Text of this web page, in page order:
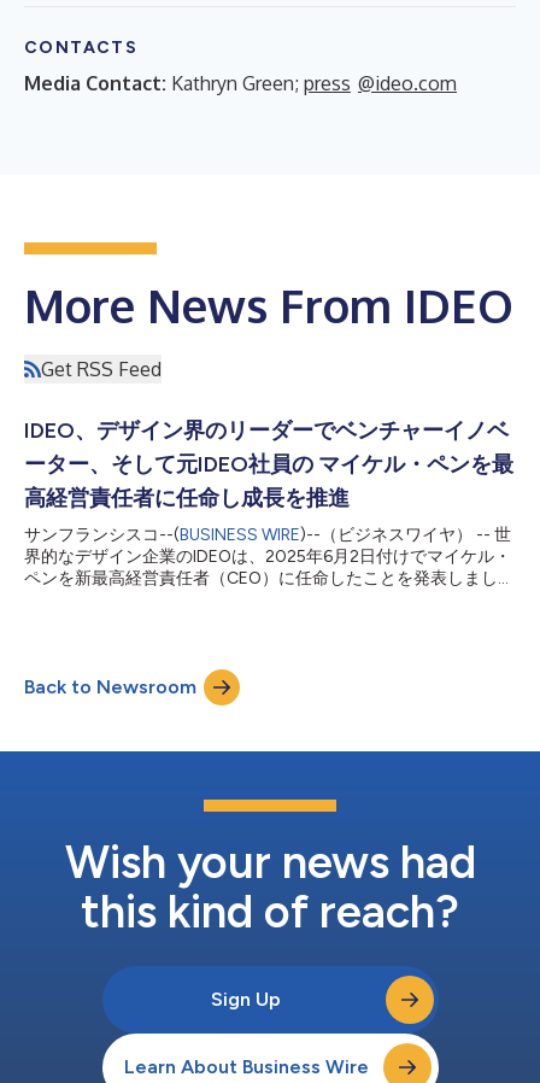
CONTACTS
Media Contact: Kathryn Green; press @ideo.com
More News From IDEO
Get RSS Feed
IDEO、デザイン界のリーダーでベンチャーイノベ
ーター、そして元IDEO社員の マイケル・ペンを最
高経営責任者に任命し成長を推進
サンフランシスコ--(BUSINESS WIRE)--（ビジネスワイヤ） -- 世
界的なデザイン企業のIDEOは、2025年6月2日付けでマイケル・
ペンを新最高経営責任者（CEO）に任命したことを発表しまし
プは、人中心の創造性、多文化への対応力、思慮深いコラボレー
ション、そして優れたビジネス感覚の融合を持たらします。
2023年からIDEOのCEOを務めてきたデレク・ロブソンは、IDEO
ションの拡大を担う、グループレベルの新たな役職に就任しま
社がエキサイティングな成長への準備が整いました。このタイム
リーな移行では、デザインとベンチャーのパイオニアであるペン
た戦略的な決定です。 ロブソンは、「マイケル・ペンは、知
性、情熱、勇気、好奇心、そ...
Back to Newsroom
Wish your news had
this kind of reach?
Sign Up
Learn About Business Wire